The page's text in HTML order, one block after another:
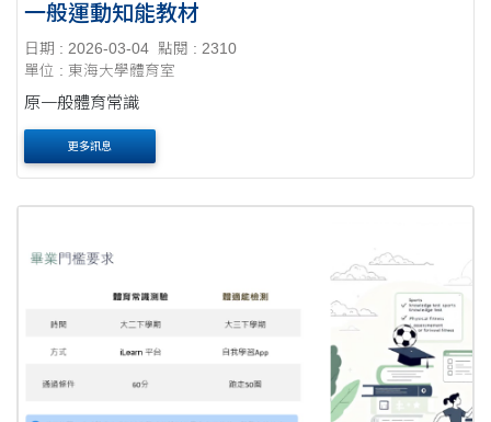
一般運動知能教材
日期 : 2026-03-04 點閱 : 2310
單位 : 東海大學體育室
原一般體育常識
更多訊息